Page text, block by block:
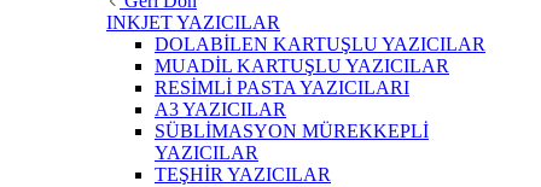
INKJET YAZICILAR
DOLABİLEN KARTUŞLU YAZICILAR
MUADİL KARTUŞLU YAZICILAR
RESİMLİ PASTA YAZICILARI
A3 YAZICILAR
SÜBLİMASYON MÜREKKEPLİ
YAZICILAR
TEŞHİR YAZICILAR